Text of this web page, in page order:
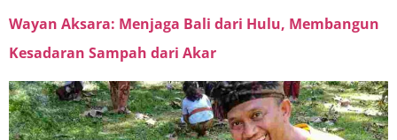
Wayan Aksara: Menjaga Bali dari Hulu, Membangun
Kesadaran Sampah dari Akar